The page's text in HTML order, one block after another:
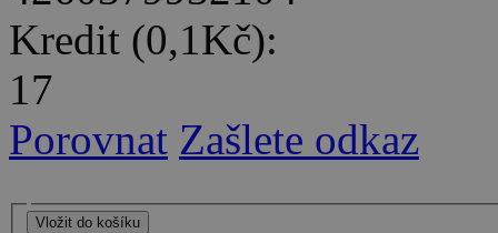
Kredit (0,1Kč):
17
Porovnat Zašlete odkaz